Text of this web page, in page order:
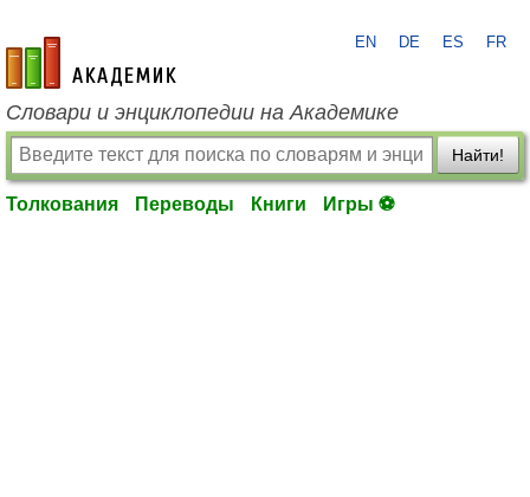
academic.ru
EN DE ES FR
Словари и энциклопедии на Академике
Найти!
Толкования Переводы Книги Игры ⚽